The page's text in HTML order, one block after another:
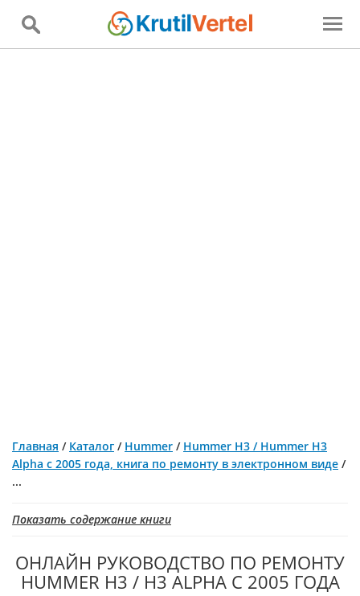
Главная / Каталог / Hummer / Hummer H3 / Hummer H3
Alpha с 2005 года, книга по ремонту в электронном виде /
...
Показать содержание книги
ОНЛАЙН РУКОВОДСТВО ПО РЕМОНТУ
HUMMER H3 / H3 ALPHA С 2005 ГОДА